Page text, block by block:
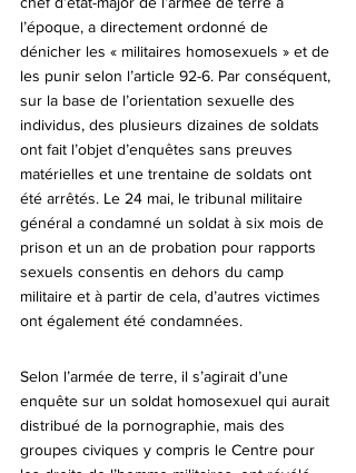
l’époque, a directement ordonné de
dénicher les « militaires homosexuels » et de
les punir selon l’article 92-6. Par conséquent,
sur la base de l’orientation sexuelle des
individus, des plusieurs dizaines de soldats
ont fait l’objet d’enquêtes sans preuves
matérielles et une trentaine de soldats ont
été arrêtés. Le 24 mai, le tribunal militaire
général a condamné un soldat à six mois de
prison et un an de probation pour rapports
sexuels consentis en dehors du camp
militaire et à partir de cela, d’autres victimes
ont également été condamnées.
Selon l’armée de terre, il s’agirait d’une
enquête sur un soldat homosexuel qui aurait
distribué de la pornographie, mais des
groupes civiques y compris le Centre pour